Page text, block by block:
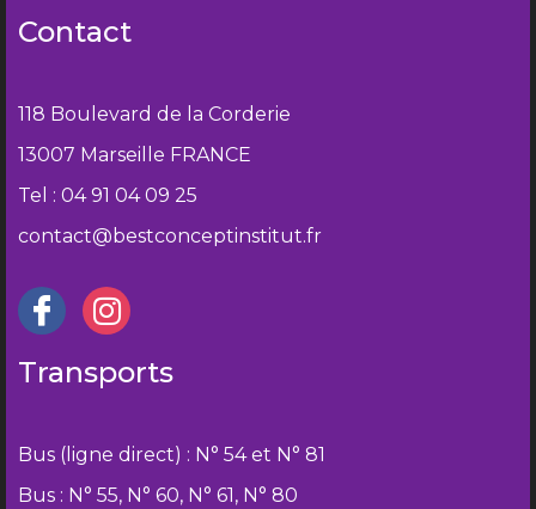
Contact
118 Boulevard de la Corderie
13007 Marseille FRANCE
Tel : 04 91 04 09 25
contact@bestconceptinstitut.fr
Transports
Bus (ligne direct) : N° 54 et N° 81
Bus : N° 55, N° 60, N° 61, N° 80